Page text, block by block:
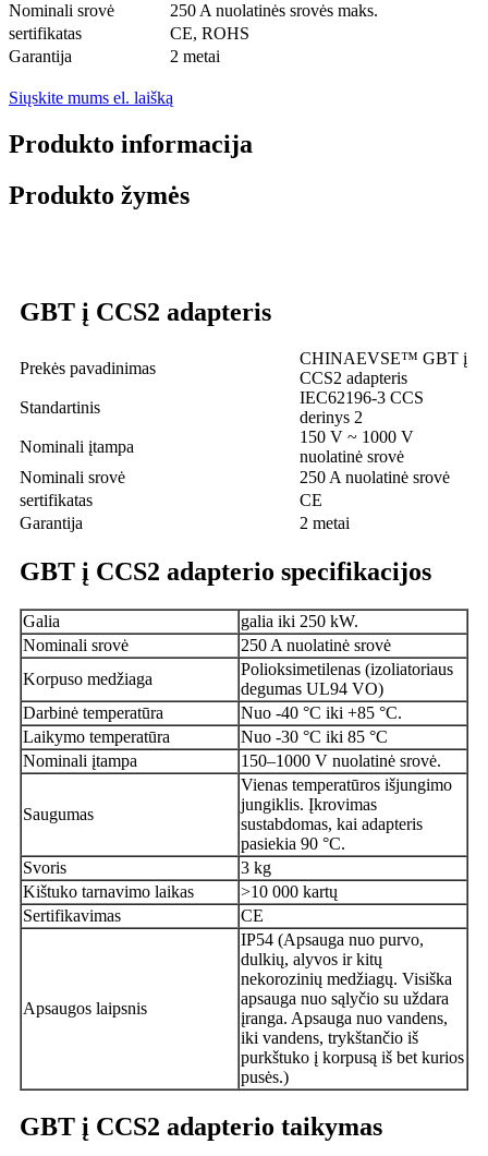
Nominali srovė
250 A nuolatinės srovės maks.
sertifikatas
CE, ROHS
Garantija
2 metai
Siųskite mums el. laišką
Produkto informacija
Produkto žymės
GBT į CCS2 adapteris
Prekės pavadinimas
CHINAEVSE™️ GBT į
CCS2 adapteris
Standartinis
IEC62196-3 CCS
derinys 2
Nominali įtampa
150 V ~ 1000 V
nuolatinė srovė
Nominali srovė
250 A nuolatinė srovė
sertifikatas
CE
Garantija
2 metai
GBT į CCS2 adapterio specifikacijos
Galia
galia iki 250 kW.
Nominali srovė
250 A nuolatinė srovė
Korpuso medžiaga
Polioksimetilenas (izoliatoriaus
degumas UL94 VO)
Darbinė temperatūra
Nuo -40 °C iki +85 °C.
Laikymo temperatūra
Nuo -30 °C iki 85 °C
Nominali įtampa
150–1000 V nuolatinė srovė.
Saugumas
Vienas temperatūros išjungimo
jungiklis. Įkrovimas
sustabdomas, kai adapteris
pasiekia 90 °C.
Svoris
3 kg
Kištuko tarnavimo laikas
>10 000 kartų
Sertifikavimas
CE
Apsaugos laipsnis
IP54 (Apsauga nuo purvo,
dulkių, alyvos ir kitų
nekorozinių medžiagų. Visiška
apsauga nuo sąlyčio su uždara
įranga. Apsauga nuo vandens,
iki vandens, trykštančio iš
purkštuko į korpusą iš bet kurios
pusės.)
GBT į CCS2 adapterio taikymas